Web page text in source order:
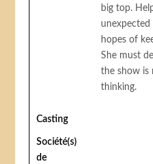
big top.
unexpected
hopes of
She must
the show is
thinking.
Casting
Société(s)
de